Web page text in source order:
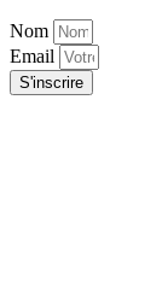
Nom
Email
S'inscrire